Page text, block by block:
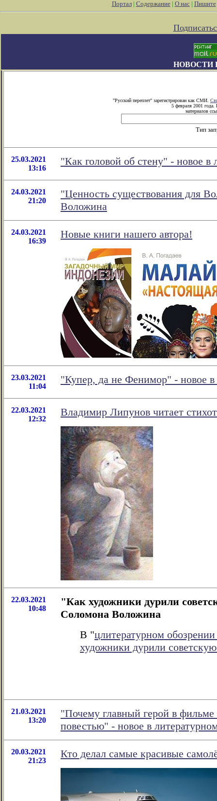
Портал| Содержание| О нас| Пишите
НОВОСТИ
"Русский переплет" зарегистрирован как СМИ.
5 февраля 2001 года.
материалов
Тип
25.03.2021
13:16
"Как головой об стену" - новое
24.03.2021
21:20
"Ценность существования для
Воложина
24.03.2021
16:39
Новые книги нашего автора!
23.03.2021
11:04
"Купер, да не Фенимор" - новое
22.03.2021
12:32
Владимир Липунов читает
22.03.2021
10:48
"Как художники дурили
Соломона Воложина
В "цлитературном
художники дурили советскую
21.03.2021
13:20
"Почему главный герой в фильме
повестью" - новое в
20.03.2021
21:23
Кто делал самые красивые